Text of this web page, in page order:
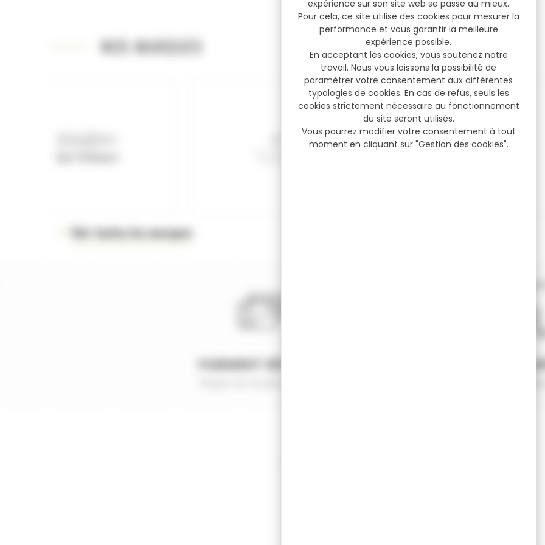
NOS MARQUES
Voir toutes les marques
PAIEMENT SÉCURISÉ SERVICE
expérience sur son site web se passe au mieux.
Pour cela, ce site utilise des cookies pour mesurer la
performance et vous garantir la meilleure
expérience possible.
En acceptant les cookies, vous soutenez notre
travail. Nous vous laissons la possibilité de
paramétrer votre consentement aux différentes
typologies de cookies. En cas de refus, seuls les
cookies strictement nécessaire au fonctionnement
du site seront utilisés.
Vous pourrez modifier votre consentement à tout
moment en cliquant sur "Gestion des cookies".